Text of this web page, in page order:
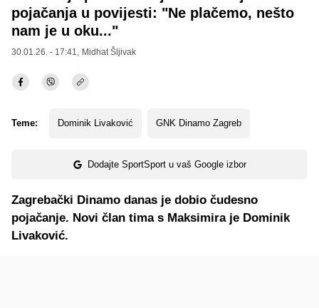
pojačanja u povijesti: "Ne plačemo, nešto
nam je u oku..."
30.01.26. - 17:41, Midhat Šljivak
Teme: Dominik Livaković GNK Dinamo Zagreb
Dodajte SportSport u vaš Google izbor
Zagrebački Dinamo danas je dobio čudesno
pojačanje. Novi član tima s Maksimira je Dominik
Livaković.